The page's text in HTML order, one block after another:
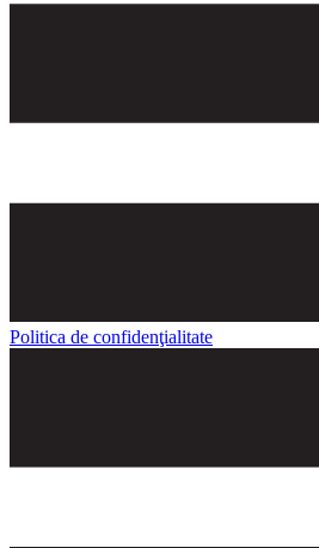
Politica de confidenţialitate